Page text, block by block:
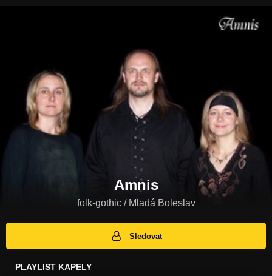
Amnis
folk-gothic / Mladá Boleslav
Sledovat
PLAYLIST KAPELY